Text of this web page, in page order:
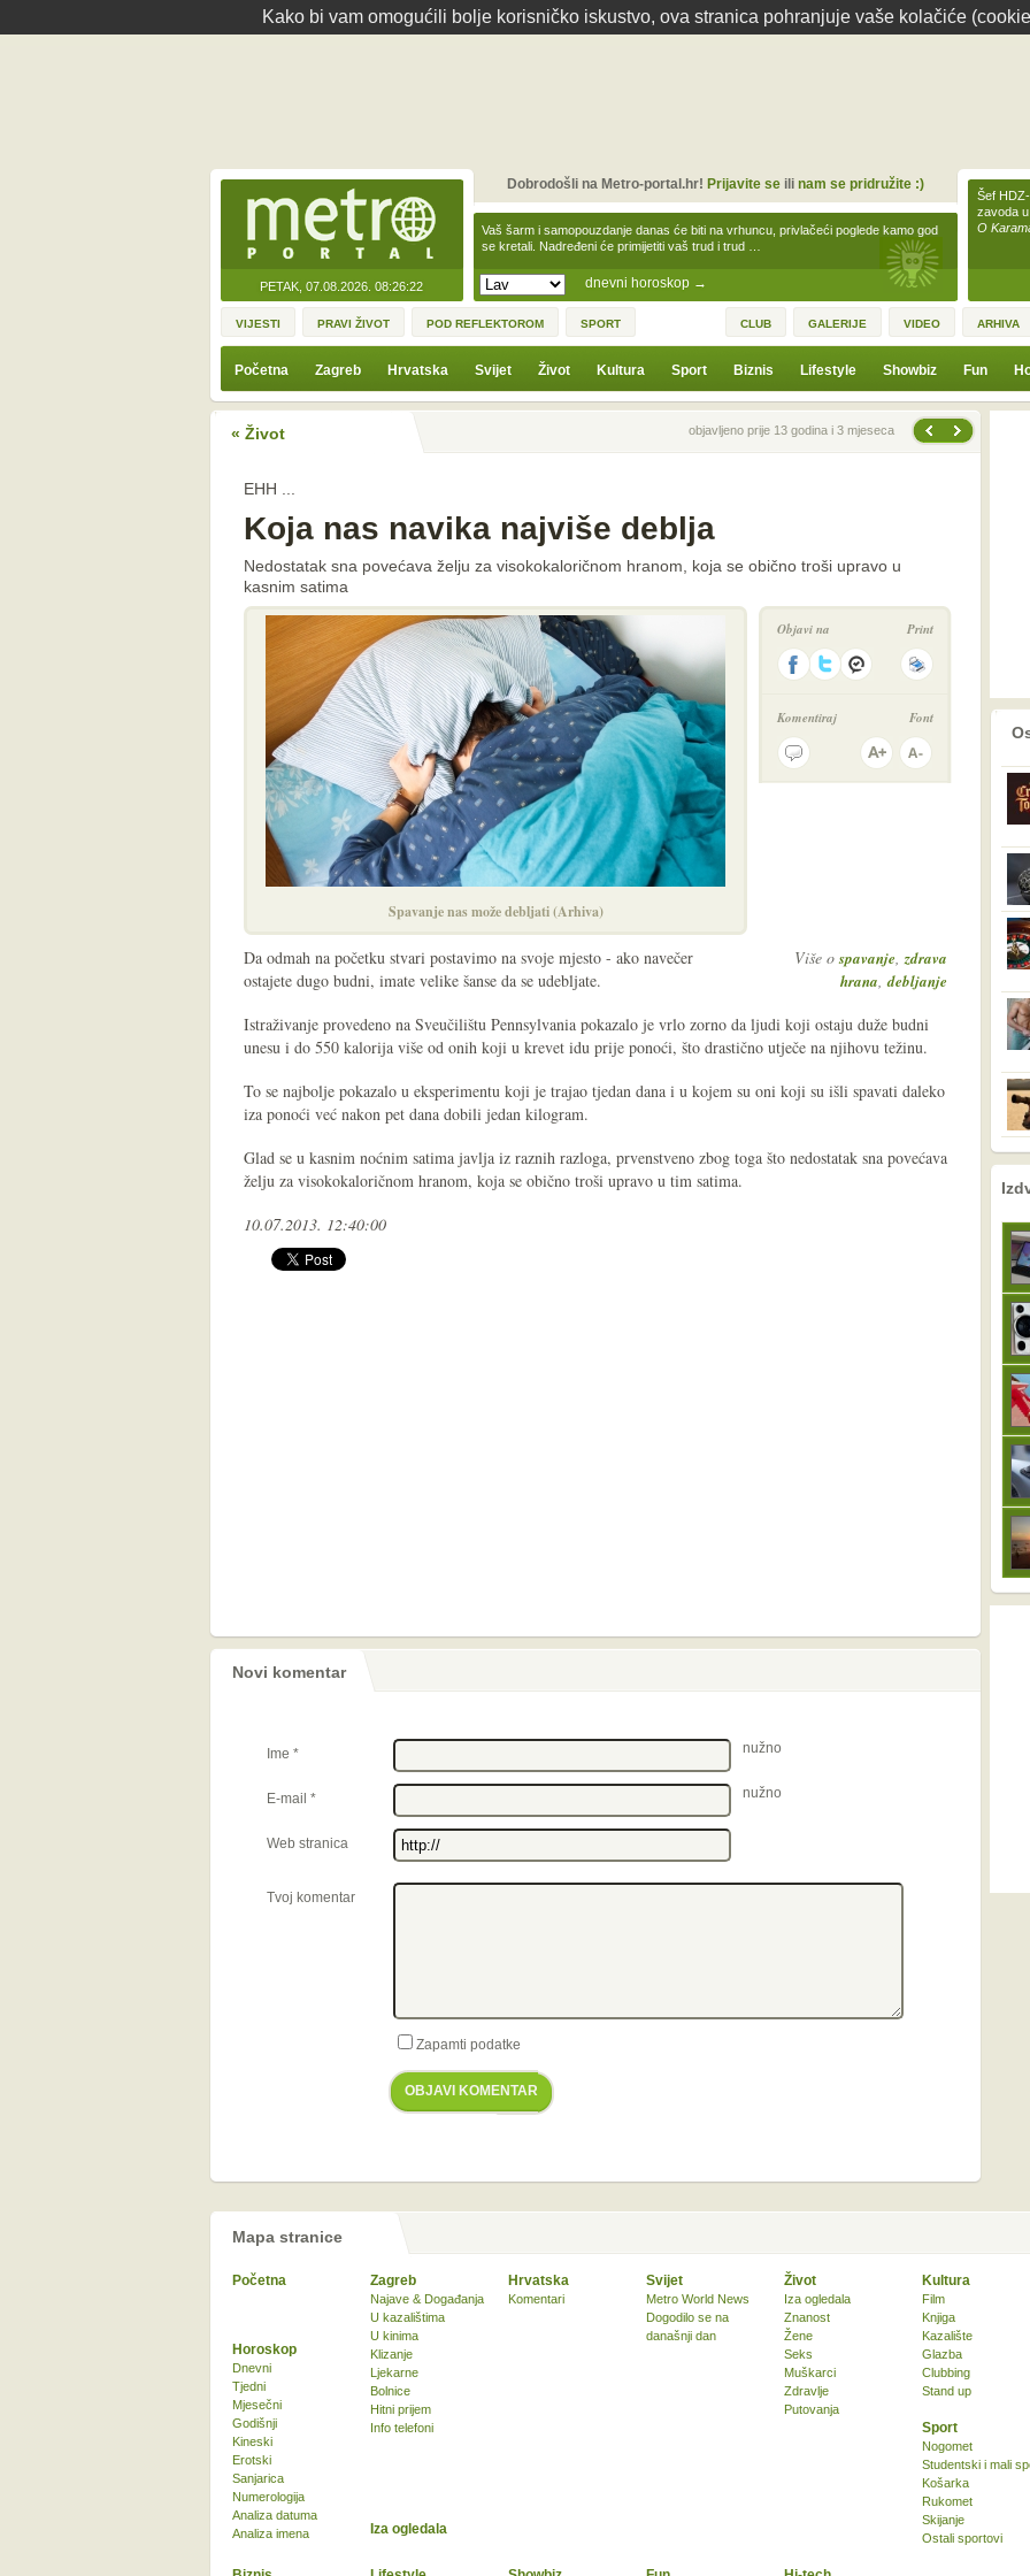
Kako bi vam omogućili bolje korisničko iskustvo, ova stranica pohranjuje vaše kolačiće
PETAK, 07.08.2026. 08:26:22 dnevni horoskop →
Vaš šarm i samopouzdanje danas će biti na vrhuncu, privlačeći poglede kamo god
se kretali. Nadređeni će primijetiti vaš trud i trud …
Dobrodošli na Metro-portal.hr! Prijavite seili nam se pridružite :)
Šef
zavoda
O
VIJESTI PRAVI ŽIVOT POD REFLEKTOROM SPORT CLUB GALERIJE VIDEO ARHIVA
Početna Zagreb Hrvatska Svijet Život Kultura Sport Biznis Lifestyle Showbiz Fun
« Život Prethodna vijestobjavljeno prije 13 godina i 3 mjeseca
EHH ...
Koja nas navika najviše deblja
Nedostatak sna povećava želju za visokokaloričnom hranom, koja se obično troši upravo u
kasnim satima
Spavanje nas može debljati (Arhiva)
Objavi na Print
Komentiraj Font
Više ospavanje,zdrava
hrana,debljanje
Da odmah na početku stvari postavimo na svoje mjesto - ako navečer
ostajete dugo budni, imate velike šanse da se udebljate.
Istraživanje provedeno na Sveučilištu Pennsylvania pokazalo je vrlo zorno da ljudi koji ostaju duže budni
unesu i do 550 kalorija više od onih koji u krevet idu prije ponoći, što drastično utječe na njihovu težinu.
To se najbolje pokazalo u eksperimentu koji je trajao tjedan dana i u kojem su oni koji su išli spavati daleko
iza ponoći već nakon pet dana dobili jedan kilogram.
Glad se u kasnim noćnim satima javlja iz raznih razloga, prvenstveno zbog toga što nedostatak sna povećava
želju za visokokaloričnom hranom, koja se obično troši upravo u tim satima.
10.07.2013. 12:40:00
Novi komentar
Ime * nužno
E-mail * nužno
Web stranica
Tvoj komentar
Zapamti podatke
OBJAVI KOMENTAR
prethodno
nema prethodne
sljedeće
Mapa stranice
Početna Zagreb
Najave & Događanja
U kazalištima
U kinima
Klizanje
Ljekarne
Bolnice
Hitni prijem
Info telefoni
Hrvatska
Komentari
Svijet
Metro World News
Dogodilo se na
današnji dan
Život
Iza ogledala
Znanost
Žene
Seks
Muškarci
Zdravlje
Putovanja
Kultura
Film
Knjiga
Kazalište
Glazba
Clubbing
Stand up
Sport
Nogomet
Studentski i mali
Košarka
Rukomet
Skijanje
Ostali sportovi
Horoskop
Dnevni
Tjedni
Mjesečni
Godišnji
Kineski
Erotski
Sanjarica
Numerologija
Analiza datuma
Analiza imena
Iza ogledala